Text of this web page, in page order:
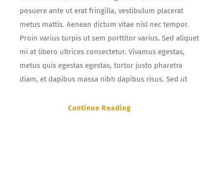
posuere ante ut erat fringilla, vestibulum placerat
metus mattis. Aenean dictum vitae nisl nec tempor.
Proin varius turpis ut sem porttitor varius. Sed aliquet
mi at libero ultrices consectetur. Vivamus egestas,
metus quis egestas egestas, tortor justo pharetra
diam, et dapibus massa nibh dapibus risus. Sed ut
Continue Reading